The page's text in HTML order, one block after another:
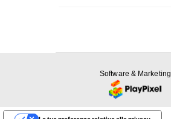
Software & Marketing